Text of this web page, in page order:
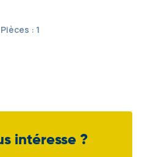
Pièces : 1
intéresse ?